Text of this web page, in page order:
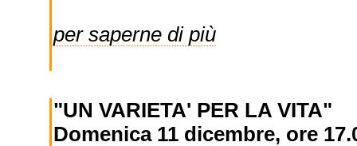
per saperne di più
"UN VARIETA' PER LA VITA"
Domenica 11 dicembre, ore